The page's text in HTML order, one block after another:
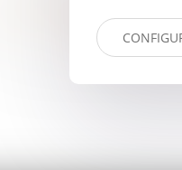
LES SPÉCIALITÉS ET LES